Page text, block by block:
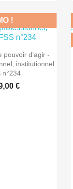
rapide
pouvoir d'agir -
institutionnel
n°234
€
!